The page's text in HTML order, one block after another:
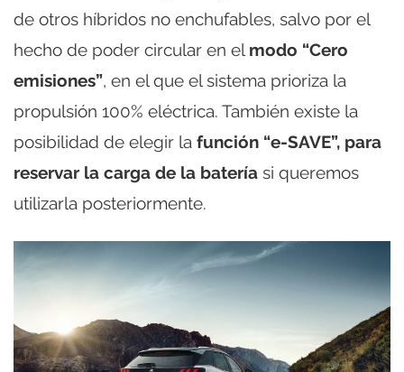
de otros híbridos no enchufables, salvo por el
hecho de poder circular en el modo “Cero
emisiones”, en el que el sistema prioriza la
propulsión 100% eléctrica. También existe la
posibilidad de elegir la función “e-SAVE”, para
reservar la carga de la batería si queremos
utilizarla posteriormente.